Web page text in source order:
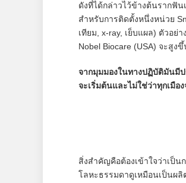
ดังที่ได้กล่าวไว้ข้างต้นรากฟัน
สำหรับการติดตั้งหนึ่งหน่วย
เทียม, x-ray, เย็บแผล) ตัวอย่
Nobel Biocare (USA) จะสูง
จากมุมมองในทางปฏิบัติมันมี
จะเริ่มต้นและไม่ใช่ว่าทุกเมือ
สิ่งสำคัญคือต้องเข้าใจว่าเป็
โลหะธรรมดาดูเหมือนเป็นผ